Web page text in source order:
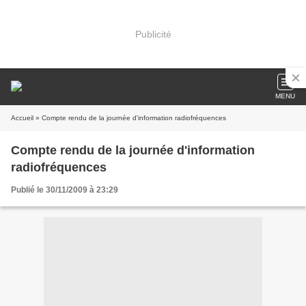
Publicité
MENU
Accueil » Compte rendu de la journée d'information radiofréquences
Compte rendu de la journée d'information
radiofréquences
Publié le 30/11/2009 à 23:29